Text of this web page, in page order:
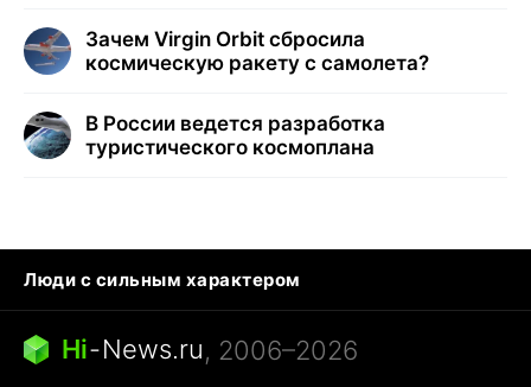
Зачем Virgin Orbit сбросила
космическую ракету с самолета?
В России ведется разработка
туристического космоплана
Люди с сильным характером
Кошка писает на кровать
Тунцы в океанариуме
Ядовитые пауки России
Города в ядерной войне
Hi-News.ru, 2006–2026